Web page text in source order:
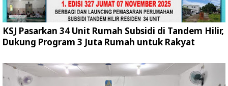
KSJ Pasarkan 34 Unit Rumah Subsidi di Tandem Hilir,
Dukung Program 3 Juta Rumah untuk Rakyat